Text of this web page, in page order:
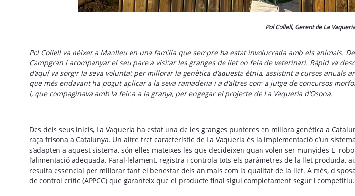
Pol Collell, Gerent de La
Pol Collell va néixer a Manlleu en una família que sempre ha estat involucrada amb els animals.
Campgran i acompanyar el seu pare a visitar les granges de llet on feia de veterinari. Ràpid va
d’aquí va sorgir la seva voluntat per millorar la genètica d’aquesta ètnia, assistint a cursos anuals
que més endavant ha pogut aplicar a la seva ramaderia i a d’altres com a jutge de concursos
i, que compaginava amb la feina a la granja, per engegar el projecte de La Vaqueria d’Osona.
Des dels seus inicis, La Vaqueria ha estat una de les granges punteres en millora genètica a
raça frisona a Catalunya. Un altre tret característic de La Vaqueria és la implementació d’un
s’adapten a aquest sistema, són elles mateixes les que decideixen quan volen ser munyides El
l’alimentació adequada. Paral·lelament, registra i controla tots els paràmetres de la llet produïda,
resulta essencial per millorar tant el benestar dels animals com la qualitat de la llet. A més,
de control crític (APPCC) que garanteix que el producte final sigui completament segur i competitiu.